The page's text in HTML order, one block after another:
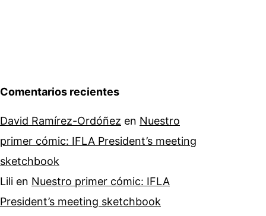
Comentarios recientes
David Ramírez-Ordóñez en Nuestro
primer cómic: IFLA President’s meeting
sketchbook
Lili en Nuestro primer cómic: IFLA
President’s meeting sketchbook